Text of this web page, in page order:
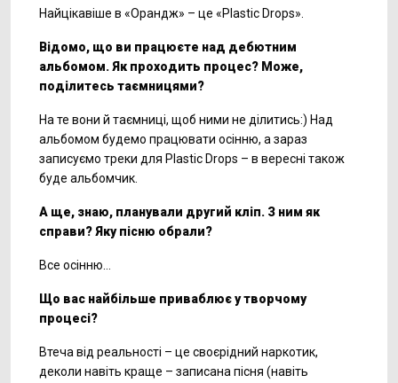
Найцікавіше в «Орандж» – це «Plastic Drops».
Відомо, що ви працюєте над дебютним
альбомом. Як проходить процес? Може,
поділитесь таємницями?
На те вони й таємниці, щоб ними не ділитись:) Над
альбомом будемо працювати осінню, а зараз
записуємо треки для Plastic Drops – в вересні також
буде альбомчик.
А ще, знаю, планували другий кліп. З ним як
справи? Яку пісню обрали?
Все осінню…
Що вас найбільше приваблює у творчому
процесі?
Втеча від реальності – це своєрідний наркотик,
деколи навіть краще – записана пісня (навіть